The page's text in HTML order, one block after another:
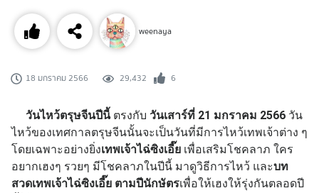
weenaya
18 มกราคม 2566 29,432 6
วันไหว้ตรุษจีนปีนี้ตรงกับ วันเสาร์ที่ 21 มกราคม 2566 วัน
ไหว้ของเทศกาลตรุษจีนนั้นจะเป็นวันที่มีการไหว้เทพเจ้าต่าง ๆ
โดยเฉพาะอย่างยิ่งเทพเจ้าไฉ่ซิงเอี๊ย เพื่อเสริมโชคลาภ ใคร
อยากเฮงๆ รวยๆ มีโชคลาภในปีนี้ มาดูวิธีการไหว้ และบท
สวดเทพเจ้าไฉ่ซิงเอี๊ย ตามปีนักษัตรเพื่อให้เฮงให้รุ่งกันตลอดปี